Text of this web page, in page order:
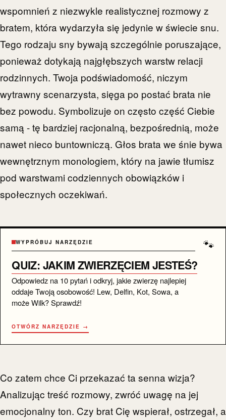
wspomnień z niezwykle realistycznej rozmowy z
bratem, która wydarzyła się jedynie w świecie snu.
Tego rodzaju sny bywają szczególnie poruszające,
ponieważ dotykają najgłębszych warstw relacji
rodzinnych. Twoja podświadomość, niczym
wytrawny scenarzysta, sięga po postać brata nie
bez powodu. Symbolizuje on często część Ciebie
samą - tę bardziej racjonalną, bezpośrednią, może
nawet nieco buntowniczą. Głos brata we śnie bywa
wewnętrznym monologiem, który na jawie tłumisz
pod warstwami codziennych obowiązków i
społecznych oczekiwań.
🐾
WYPRÓBUJ NARZĘDZIE
QUIZ: JAKIM ZWIERZĘCIEM JESTEŚ?
Odpowiedz na 10 pytań i odkryj, jakie zwierzę najlepiej
oddaje Twoją osobowość! Lew, Delfin, Kot, Sowa, a
może Wilk? Sprawdź!
OTWÓRZ NARZĘDZIE →
Co zatem chce Ci przekazać ta senna wizja?
Analizując treść rozmowy, zwróć uwagę na jej
emocjonalny ton. Czy brat Cię wspierał, ostrzegał, a